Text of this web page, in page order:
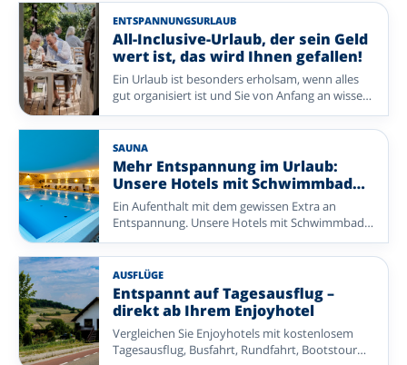
frischer Seeluft auf den Watteninseln bis zu
reizvollen Landschaften und charmanten Orten
in Deutschland und Belgien ist Ihr Aufenthalt
rundum organisiert – Sie müssen nur noch
genießen.
ENTSPANNUNGSURLAUB
All-Inclusive-Urlaub, der sein Geld
wert ist, das wird Ihnen gefallen!
Ein Urlaub ist besonders erholsam, wenn alles
gut organisiert ist und Sie von Anfang an wissen,
was Sie erwartet. Bei Enjoyhotels genießen Sie
einen rundum betreuten All-inclusive-
Aufenthalt, bei dem Komfort, Geselligkeit und
Gastfreundschaft im Mittelpunkt stehen. Von
reichhaltigen Frühstücksbuffets und leckeren
Abendessen bis zu schönen Extras, die Ihren
Aufenthalt noch angenehmer machen: Hier
bekommen Sie viel Urlaub zu einem attraktiven
Preis. So bleibt Ihnen mehr Zeit zum
Entspannen, Entdecken und Genießen – mit
einem Angebot, das sein Geld wert ist.
Entdecken Sie eine abwechslungsreiche Auswahl
an Enjoyhotels in den Niederlanden,
SAUNA
Mehr Entspannung im Urlaub:
Unsere Hotels mit Schwimmbad
entdecken
Ein Aufenthalt mit dem gewissen Extra an
Entspannung. Unsere Hotels mit Schwimmbad
bieten die perfekte Kombination aus Komfort,
Genuss und wohltuender Erholung.
AUSFLÜGE
Entspannt auf Tagesausflug –
direkt ab Ihrem Enjoyhotel
Vergleichen Sie Enjoyhotels mit kostenlosem
Tagesausflug, Busfahrt, Rundfahrt, Bootstour